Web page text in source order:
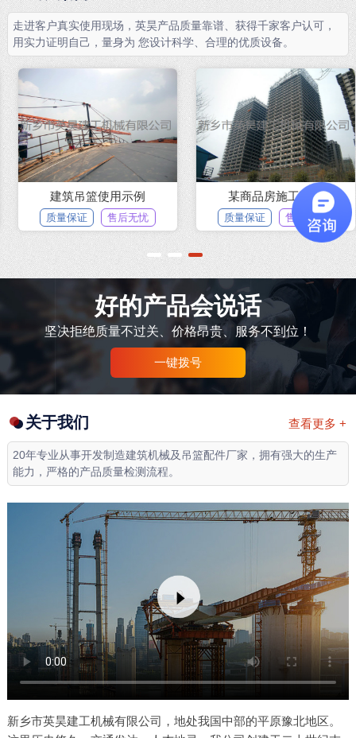
走进客户真实使用现场，英昊产品质量靠谱、获得千家客户认可，
用实力证明自己，量身为 您设计科学、合理的优质设备。
建筑吊篮使用示例
质量保证 售后无忧
某商品房施工现场
质量保证 售后无忧
1 2 3
好的产品会说话
坚决拒绝质量不过关、价格昂贵、服务不到位！
一键拨号
查看更多 +
关于我们
20年专业从事开发制造建筑机械及吊篮配件厂家，拥有强大的生产
能力，严格的产品质量检测流程。
新乡市英昊建工机械有限公司，地处我国中部的平原豫北地区。